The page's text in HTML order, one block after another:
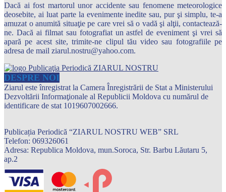
Dacă ai fost martorul unor accidente sau fenomene meteorologice
deosebite, ai luat parte la evenimente inedite sau, pur şi simplu, te-a
amuzat o anumită situaţie pe care vrei să o vadă şi alţii, contactează-
ne. Dacă ai filmat sau fotografiat un astfel de eveniment şi vrei să
apară pe acest site, trimite-ne clipul tău video sau fotografiile pe
adresa de mail ziarul.nostru@yahoo.com.
DESPRE NOI
Ziarul este înregistrat la Camera Înregistrării de Stat a Ministerului
Dezvoltării Informaţionale al Republicii Moldova cu numărul de
identificare de stat 1019607002666.
Publicația Periodică “ZIARUL NOSTRU WEB” SRL
Telefon: 069326061
Adresa: Republica Moldova, mun.Soroca, Str. Barbu Lăutaru 5,
ap.2